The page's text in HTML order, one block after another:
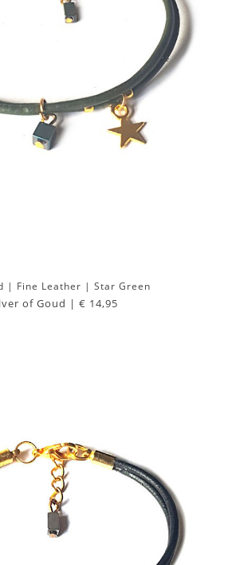
| Fine Leather | Star Green
of Goud | € 14,95